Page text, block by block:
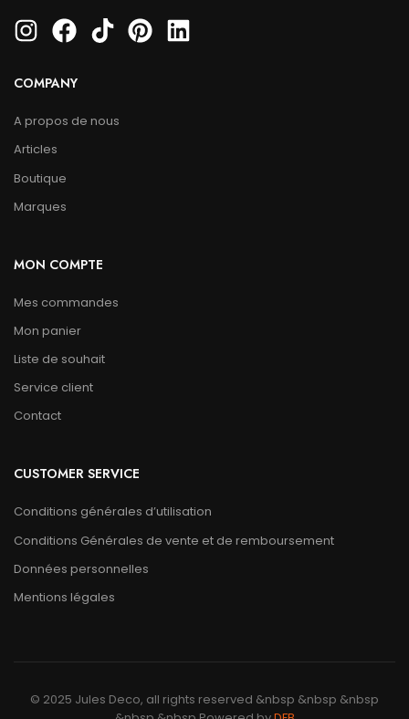
COMPANY
A propos de nous
Articles
Boutique
Marques
MON COMPTE
Mes commandes
Mon panier
Liste de souhait
Service client
Contact
CUSTOMER SERVICE
Conditions générales d’utilisation
Conditions Générales de vente et de remboursement
Données personnelles
Mentions légales
© 2025 Jules Deco, all rights reserved &nbsp &nbsp &nbsp